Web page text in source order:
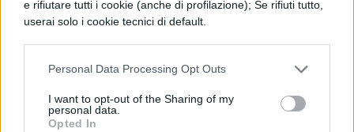
e rifiutare tutti i cookie (anche di profilazione); Se rifiuti tutto,
userai solo i cookie tecnici di default.
Personal Data Processing Opt Outs
I want to opt-out of the Sharing of my
personal data.
Opted In
data per sostenere la stagione estiva,
studios incassano il 40% di tutto il box
cento secondo il previsto, puntuale. Non ci